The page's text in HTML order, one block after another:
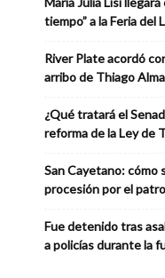
tiempo” a la Feria del
River Plate acordó
arribo de Thiago
¿Qué tratará el
reforma de la Ley de
San Cayetano: cómo
procesión por el
Fue detenido tras
a policías durante la